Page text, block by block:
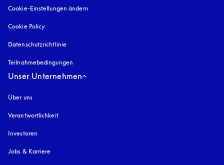
Cookie-Einstellungen ändern
Cookie Policy
Datenschutzrichtlinie
Teilnahmebedingungen
Unser Unternehmen
Über uns
Verantwortlichkeit
Investoren
Jobs & Karriere